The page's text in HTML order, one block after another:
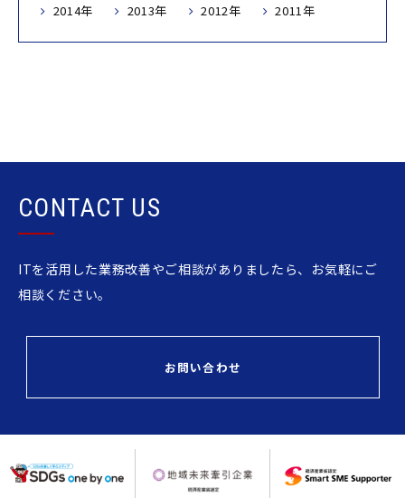
2014年
2013年 2012年 2011年
CONTACT US
ITを活用した業務改善やご相談がありましたら、お気軽にご
相談ください。
お問い合わせ